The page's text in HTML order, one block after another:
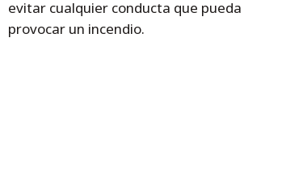
evitar cualquier conducta que pueda
provocar un incendio.